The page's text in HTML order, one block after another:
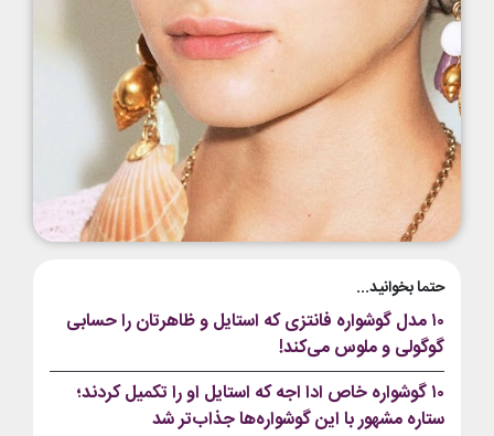
حتما بخوانید...
۱۰ مدل گوشواره فانتزی که استایل و ظاهرتان را حسابی
گوگولی و ملوس می‌کند!
۱۰ گوشواره خاص ادا اجه که استایل او را تکمیل کردند؛
ستاره مشهور با این گوشواره‌ها جذاب‌تر شد